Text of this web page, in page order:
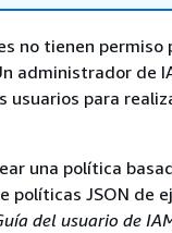
no tienen permiso
administrador de
usuarios para
una política
políticas JSON de
del usuario de